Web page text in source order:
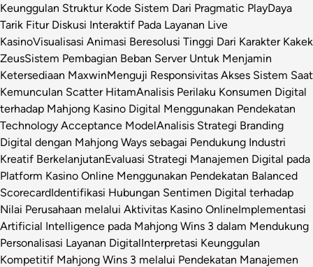
Keunggulan Struktur Kode Sistem Dari Pragmatic PlayDaya
Tarik Fitur Diskusi Interaktif Pada Layanan Live
KasinoVisualisasi Animasi Beresolusi Tinggi Dari Karakter Kakek
ZeusSistem Pembagian Beban Server Untuk Menjamin
Ketersediaan MaxwinMenguji Responsivitas Akses Sistem Saat
Kemunculan Scatter HitamAnalisis Perilaku Konsumen Digital
terhadap Mahjong Kasino Digital Menggunakan Pendekatan
Technology Acceptance ModelAnalisis Strategi Branding
Digital dengan Mahjong Ways sebagai Pendukung Industri
Kreatif BerkelanjutanEvaluasi Strategi Manajemen Digital pada
Platform Kasino Online Menggunakan Pendekatan Balanced
ScorecardIdentifikasi Hubungan Sentimen Digital terhadap
Nilai Perusahaan melalui Aktivitas Kasino OnlineImplementasi
Artificial Intelligence pada Mahjong Wins 3 dalam Mendukung
Personalisasi Layanan DigitalInterpretasi Keunggulan
Kompetitif Mahjong Wins 3 melalui Pendekatan Manajemen